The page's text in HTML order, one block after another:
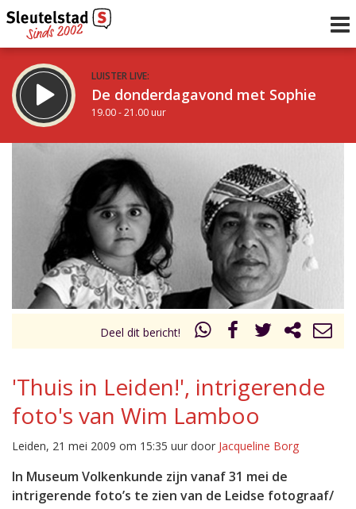
LUISTER LIVE:
De donderdagavond met Sophie
19.00 - 21.00 uur
De avond van Sleutelstad
21.00 - 0.00 uur
uur 1 van 0 Volgend uur
Inklappen
Deel dit bericht!
'Thuis in Leiden!', intrigerende
foto's van Wim Lamboo
Leiden, 21 mei 2009 om 15:35 uur door Jacqueline Borg
In Museum Volkenkunde zijn vanaf 31 mei de
intrigerende foto’s te zien van de Leidse fotograaf/